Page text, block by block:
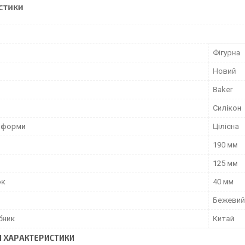
Фігурна
Новий
Baker
Силікон
форми Цілісна
190 мм
125 мм
40 мм
Бежевий
Китай
ХАРАКТЕРИСТИКИ